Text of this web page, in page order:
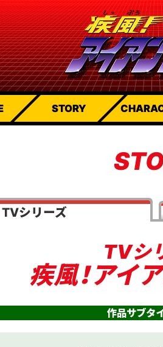
STORY
TVシリーズ
TVシ
疾風！アイ
作品サブタ